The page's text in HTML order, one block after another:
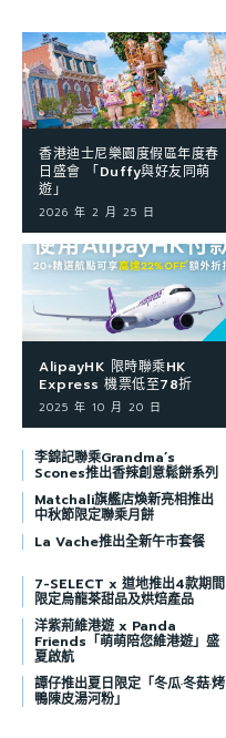
香港迪士尼樂園度假區年度春
日盛會 「Duffy與好友同萌
遊」
2026 年 2 月 25 日
AlipayHK 限時聯乘HK
Express 機票低至78折
2025 年 10 月 20 日
李錦記聯乘Grandma’s
Scones推出香辣創意鬆餅系列
Matchali旗艦店煥新亮相推出
中秋節限定聯乘月餅
La Vache推出全新午市套餐
7-SELECT x 道地推出4款期間
限定烏龍茶甜品及烘焙產品
洋紫荊維港遊 x Panda
Friends「萌萌陪您維港遊」盛
夏啟航
譚仔推出夏日限定「冬瓜·冬菇·烤
鴨陳皮湯河粉」